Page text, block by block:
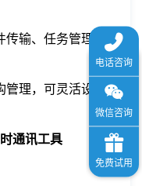
输、任务管理等
管理，可灵活设置
通讯工具